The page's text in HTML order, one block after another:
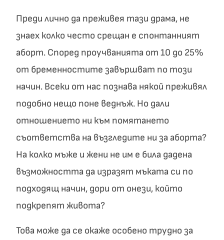
Преди лично да преживея тази драма, не
знаех колко често срещан е спонтанният
аборт. Според проучванията от 10 до 25%
от бременностите завършват по този
начин. Всеки от нас познава някой преживял
подобно нещо поне веднъж. Но дали
отношението ни към помятането
съответства на възгледите ни за аборта?
На колко мъже и жени не им е била дадена
възможността да изразят мъката си по
подходящ начин, дори от онези, който
подкрепят живота?
Това може да се окаже особено трудно за